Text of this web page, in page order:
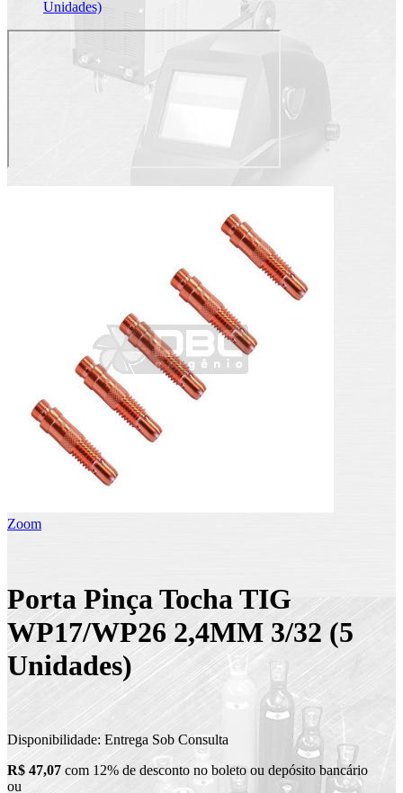
Unidades)
Zoom
Porta Pinça Tocha TIG
WP17/WP26 2,4MM 3/32 (5
Unidades)
Disponibilidade: Entrega Sob Consulta
R$ 47,07 com 12% de desconto no boleto ou depósito bancário
ou